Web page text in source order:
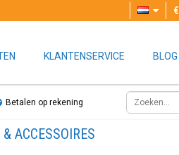
€
KLANTENSERVICE BLOG
Betalen op rekening
ACCESSOIRES